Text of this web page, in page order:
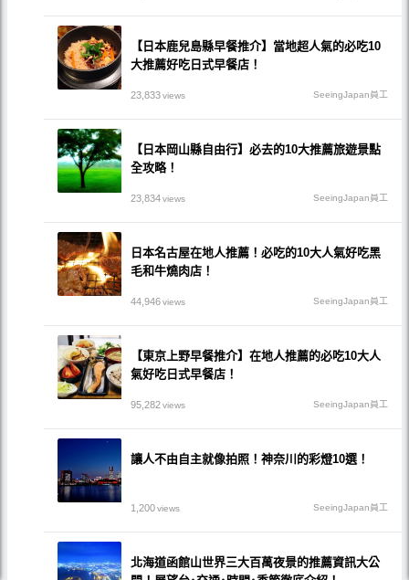
【日本鹿兒島縣早餐推介】當地超人氣的必吃10
大推薦好吃日式早餐店！
23,833views SeeingJapan員工
【日本岡山縣自由行】必去的10大推薦旅遊景點
全攻略！
23,834views SeeingJapan員工
日本名古屋在地人推薦！必吃的10大人氣好吃黑
毛和牛燒肉店！
44,946views SeeingJapan員工
【東京上野早餐推介】在地人推薦的必吃10大人
氣好吃日式早餐店！
95,282views SeeingJapan員工
讓人不由自主就像拍照！神奈川的彩燈10選！
1,200views SeeingJapan員工
北海道函館山世界三大百萬夜景的推薦資訊大公